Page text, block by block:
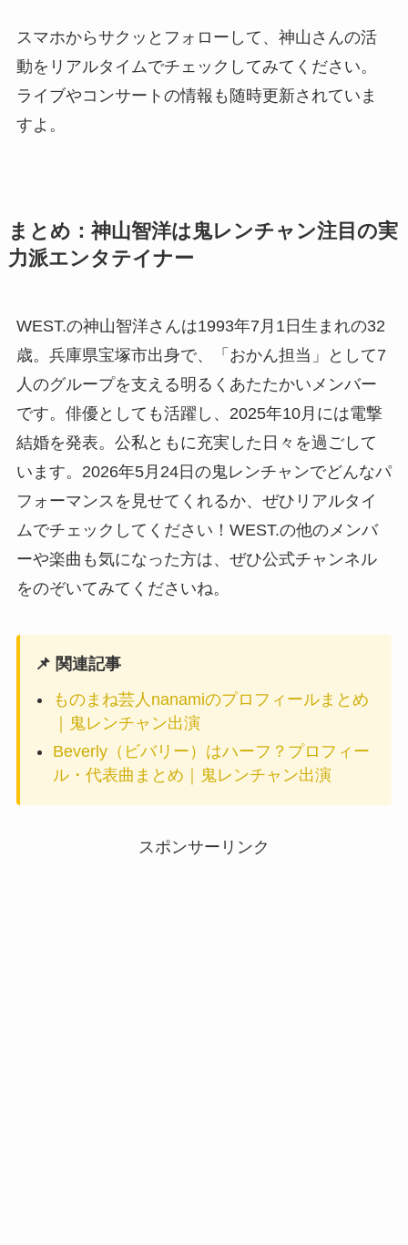
スマホからサクッとフォローして、神山さんの活
動をリアルタイムでチェックしてみてください。
ライブやコンサートの情報も随時更新されていま
すよ。
まとめ：神山智洋は鬼レンチャン注目の実
力派エンタテイナー
WEST.の神山智洋さんは1993年7月1日生まれの32
歳。兵庫県宝塚市出身で、「おかん担当」として7
人のグループを支える明るくあたたかいメンバー
です。俳優としても活躍し、2025年10月には電撃
結婚を発表。公私ともに充実した日々を過ごして
います。2026年5月24日の鬼レンチャンでどんなパ
フォーマンスを見せてくれるか、ぜひリアルタイ
ムでチェックしてください！WEST.の他のメンバ
ーや楽曲も気になった方は、ぜひ公式チャンネル
をのぞいてみてくださいね。
📌 関連記事
ものまね芸人nanamiのプロフィールまとめ
｜鬼レンチャン出演
Beverly（ビバリー）はハーフ？プロフィー
ル・代表曲まとめ｜鬼レンチャン出演
スポンサーリンク